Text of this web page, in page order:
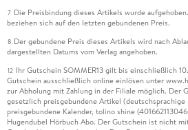
7 Die Preisbindung dieses Artikels wurde
beziehen sich auf den letzten gebundenen Preis.
8 Der gebundene Preis dieses Artikels wird nach
dargestellten Datums vom Verlag angehoben.
12 Ihr Gutschein SOMMER13 gilt bis einschließlich
Gutschein ausschließlich online einlösen unter
zur Abholung mit Zahlung in der Filiale möglich. Der
gesetzlich preisgebundene Artikel
preisgebundene Kalender, tolino shine
Hugendubel Hörbuch Abo. Der Gutschein ist nicht